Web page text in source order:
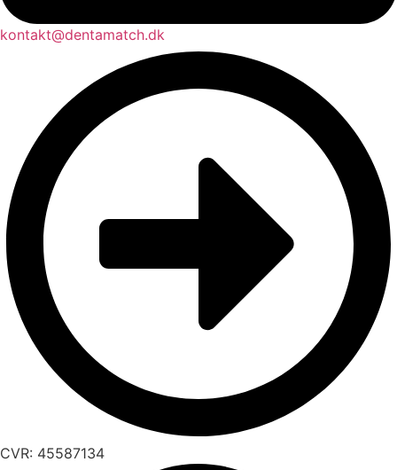
kontakt@dentamatch.dk
CVR: 45587134